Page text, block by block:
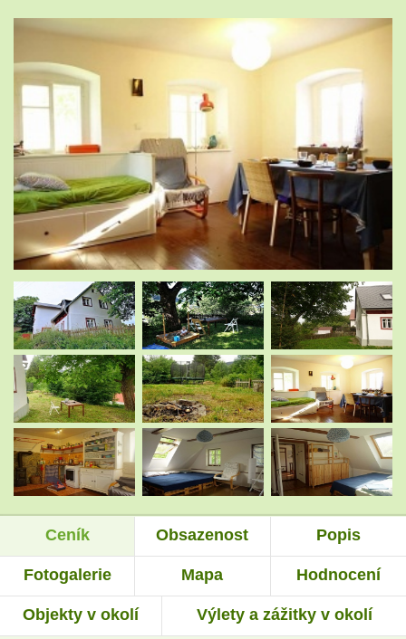
Ceník Obsazenost Popis
Fotogalerie Mapa Hodnocení
Objekty v okolí Výlety a zážitky v okolí